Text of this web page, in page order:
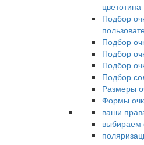
цветотипа
Подбор
Подбор
Подбор
Подбор
Подбор
Размеры
Формы
ваши
выбираем